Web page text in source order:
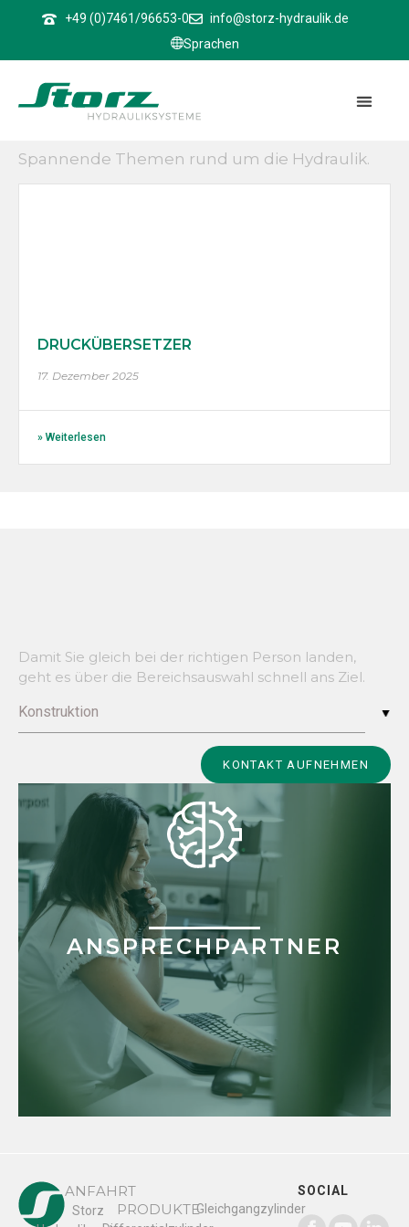
+49 (0)7461/96653-0
info@storz-hydraulik.de
Sprachen
News. Mehrwert. Interessantes.
Spannende Themen rund um die Hydraulik.
DRUCKÜBERSETZER
17. Dezember 2025
» Weiterlesen
Damit Sie gleich bei der richtigen Person landen,
geht es über die Bereichsauswahl schnell ans Ziel.
Konstruktion
KONTAKT AUFNEHMEN
ANSPRECHPARTNER
ANFAHRT
Storz
PRODUKTEGleichgangzylinder
SOCIAL